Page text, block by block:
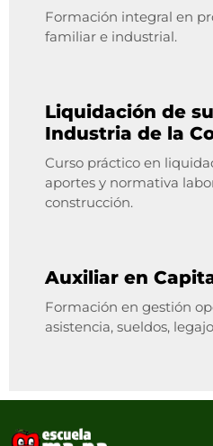
Formación integral en
familiar e industrial.
Liquidación de
Industria de la
Curso práctico en
aportes y normativa
construcción.
Auxiliar en
Formación en gestión
asistencia, sueldos,